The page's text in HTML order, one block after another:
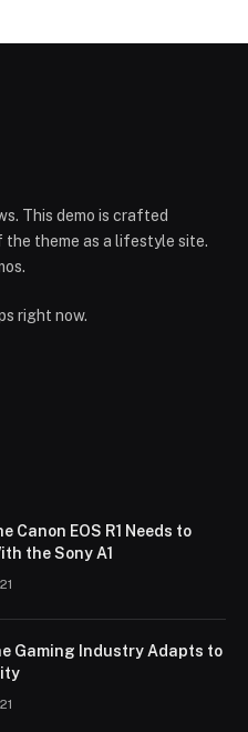
This demo is crafted
theme as a lifestyle site.
right now.
Canon EOS R1 Needs to
the Sony A1
Gaming Industry Adapts to